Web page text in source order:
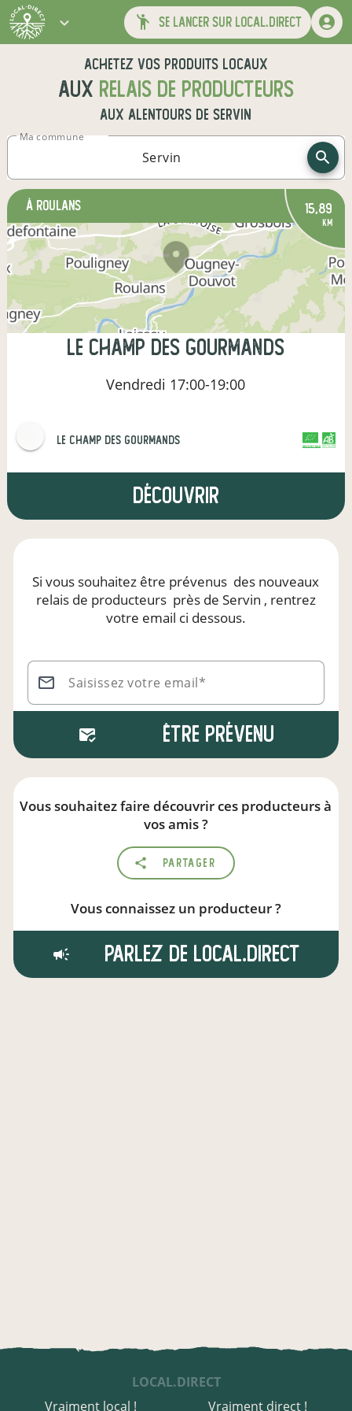
se lancer sur local.direct
Achetez vos produits locaux
aux relais de producteurs
aux alentours deServin
Ma commune
à Roulans 15,89
km
Le Champ des Gourmands
Vendredi 17:00-19:00
Le Champ des Gourmands CERTIFIÉ PAR FR-BIO-01
AGRICULTURE FRANCE
Découvrir
Si vous souhaitez être prévenus des nouveaux
relais de producteurs près de Servin , rentrez
votre email ci dessous.
Saisissez votre email*
Être prévenu
Vous souhaitez faire découvrir ces producteurs à
vos amis ?
Partager
Vous connaissez un producteur ?
Parlez de local.direct
LOCAL.DIRECT
Vraiment local !
Vraiment direct !